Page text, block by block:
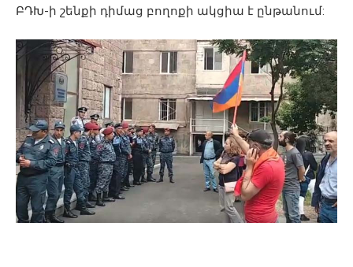
ԲԴԽ-ի շենքի դիմաց բողոքի ակցիա է ընթանում: